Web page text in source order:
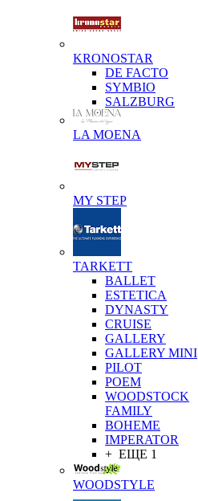
KRONOSTAR
DE FACTO
SYMBIO
SALZBURG
LA MOENA
MY STEP
TARKETT
BALLET
ESTETICA
DYNASTY
CRUISE
GALLERY
GALLERY MINI
PILOT
POEM
WOODSTOCK
FAMILY
BOHEME
IMPERATOR
+ ЕЩЕ 1
WOODSTYLE